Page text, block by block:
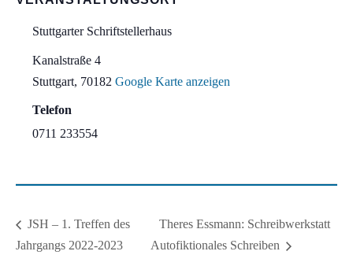
Stuttgarter Schriftstellerhaus
Kanalstraße 4
Stuttgart, 70182 Google Karte anzeigen
Telefon
0711 233554
JSH – 1. Treffen des
Jahrgangs 2022-2023
Theres Essmann: Schreibwerkstatt
Autofiktionales Schreiben